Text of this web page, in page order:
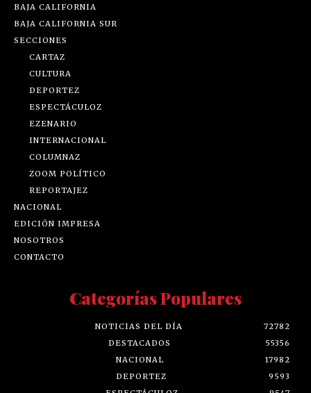
BAJA CALIFORNIA
BAJA CALIFORNIA SUR
SECCIONES
CARTAZ
CULTURA
DEPORTEZ
ESPECTÁCULOZ
EZENARIO
INTERNACIONAL
COLUMNAZ
ZOOM POLÍTICO
REPORTAJEZ
NACIONAL
EDICIÓN IMPRESA
NOSOTROS
CONTACTO
Categorías Populares
NOTICIAS DEL DÍA
72782
DESTACADOS
55356
NACIONAL
17982
DEPORTEZ
9593